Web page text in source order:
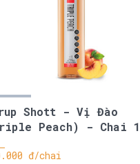
Shott - Vị Đào
Peach) - Chai
đ/chai